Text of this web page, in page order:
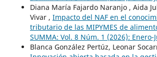
Diana María Fajardo Naranjo , Aida
Vivar , Impacto del NAF en el
tributario de las MIPYMES de
SUMMA: Vol. 8 Núm. 1 (2026): Enero-
Blanca González Pertúz, Leonar